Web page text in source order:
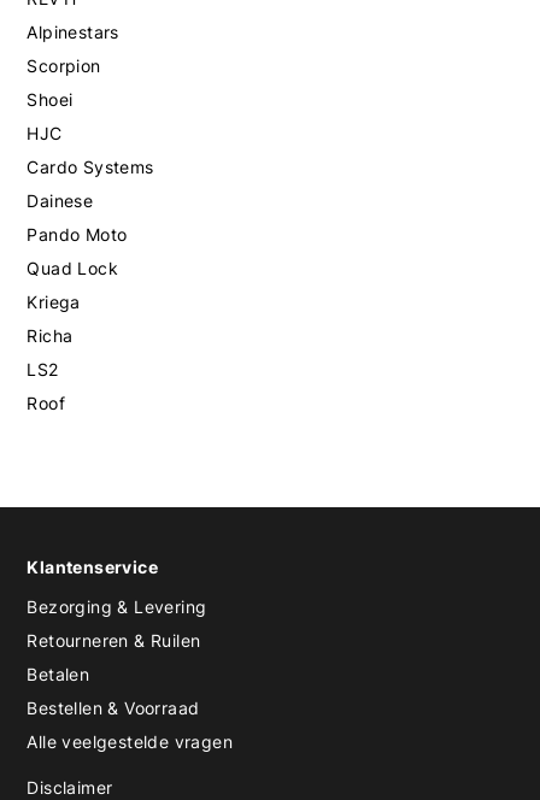
Alpinestars
Scorpion
Shoei
HJC
Cardo Systems
Dainese
Pando Moto
Quad Lock
Kriega
Richa
LS2
Roof
Klantenservice
Bezorging & Levering
Retourneren & Ruilen
Betalen
Bestellen & Voorraad
Alle veelgestelde vragen
Disclaimer